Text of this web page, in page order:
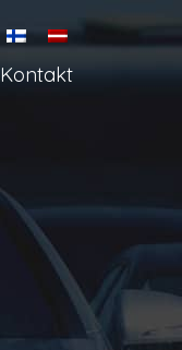
Kontakt